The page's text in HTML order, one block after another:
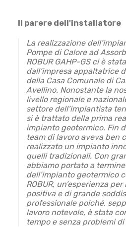
Il parere dell'installatore
La realizzazione
Pompe di Calore ad
ROBUR GAHP-GS ci è
dall’impresa appaltatrice
della Casa Comunale di
Avellino. Nonostante la
livello regionale e
settore dell’impiantista
si è trattato della prima
impianto geotermico. Fin
team di lavoro aveva ben
realizzato un impianto
quelli tradizionali. Con
abbiamo portato a
dell’impianto geotermico
ROBUR, un’esperienza
positiva e di grande
professionale poiché,
lavoro notevole, è stata
tempo e senza problemi